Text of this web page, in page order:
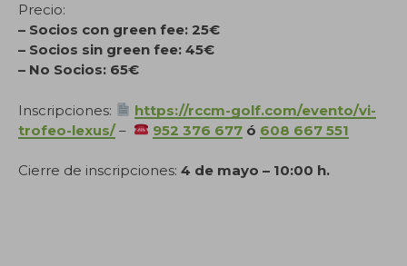
Precio:
– Socios con green fee: 25€
– Socios sin green fee: 45€
– No Socios: 65€
Inscripciones:
https://rccm-golf.com/evento/vi-
trofeo-lexus/– 952 376 677 ó 608 667 551
Cierre de inscripciones: 4 de mayo – 10:00 h.